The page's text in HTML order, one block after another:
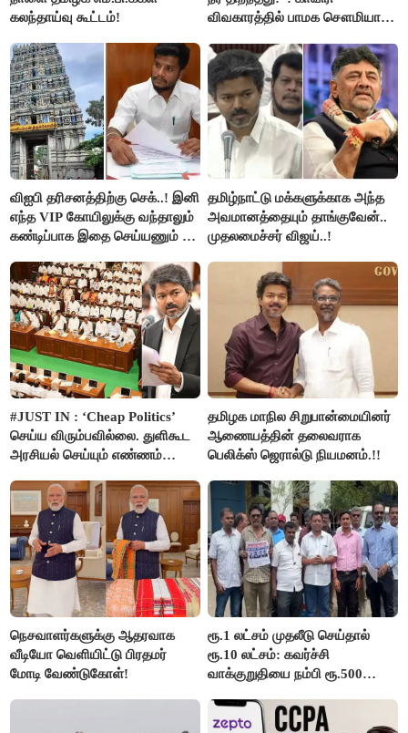
கலந்தாய்வு கூட்டம்!
விவகாரத்தில் பாமக சௌமியா
விஐபி தரிசனத்திற்கு செக்..! இனி
எந்த VIP கோயிலுக்கு வந்தாலும்
கண்டிப்பாக இதை செய்யணும் -
தமிழ்நாட்டு மக்களுக்காக அந்த
அவமானத்தையும் தாங்குவேன்..
முதலமைச்சர் விஜய்..!
#JUST IN : ‘Cheap Politics’
செய்ய விரும்பவில்லை. துளிகூட
அரசியல் செய்யும் எண்ணம்
விஜய் பதில்!
தமிழக மாநில சிறுபான்மையினர்
ஆணையத்தின் தலைவராக
பெலிக்ஸ் ஜெரால்டு நியமனம்.!!
நெசவாளர்களுக்கு ஆதரவாக
வீடியோ வெளியிட்டு பிரதமர்
மோடி வேண்டுகோள்!
ரூ.1 லட்சம் முதலீடு செய்தால்
ரூ.10 லட்சம்: கவர்ச்சி
வாக்குறுதியை நம்பி ரூ.500
மக்கள்!